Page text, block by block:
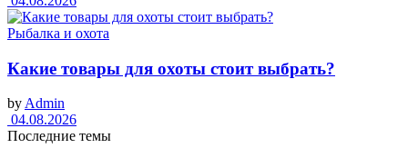
Рыбалка и охота
Какие товары для охоты стоит выбрать?
by Admin
04.08.2026
Последние темы